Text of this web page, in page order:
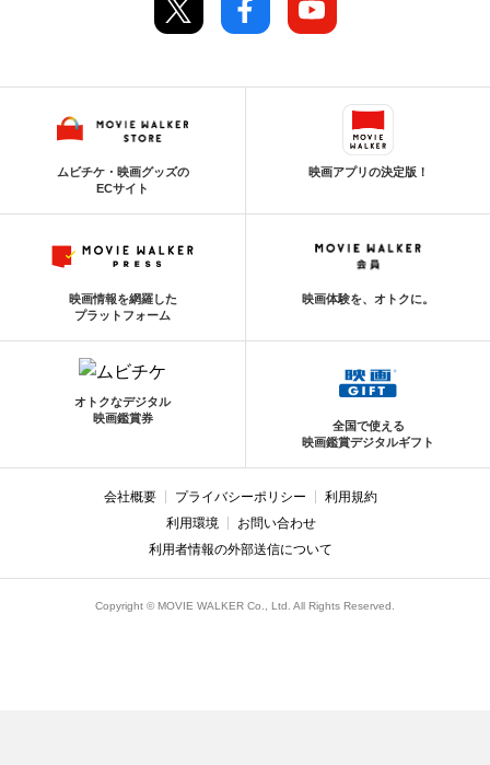
ムビチケ・映画グッズの
ECサイト
映画アプリの決定版！
映画情報を網羅した
プラットフォーム
映画体験を、オトクに。
オトクなデジタル
映画鑑賞券
全国で使える
映画鑑賞デジタルギフト
会社概要 プライバシーポリシー
利用規約
利用環境
お問い合わせ
利用者情報の外部送信について
Copyright © MOVIE WALKER Co., Ltd. All Rights Reserved.